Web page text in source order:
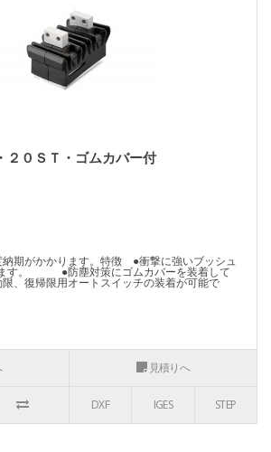
２０ＳＴ・ゴムカバー付
納期がかかります。特徴 ●衝撃に強いブッシュ
ます。 ●防塵対策にゴムカバーを装着して
復帰限用オートスイッチの装着が可能で
見積りへ
DXF IGES STEP